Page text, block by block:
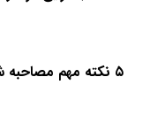
۵ نکته مهم مصاحبه شغلی SQL: پرسش‌های رایج و پاسخ‌ها